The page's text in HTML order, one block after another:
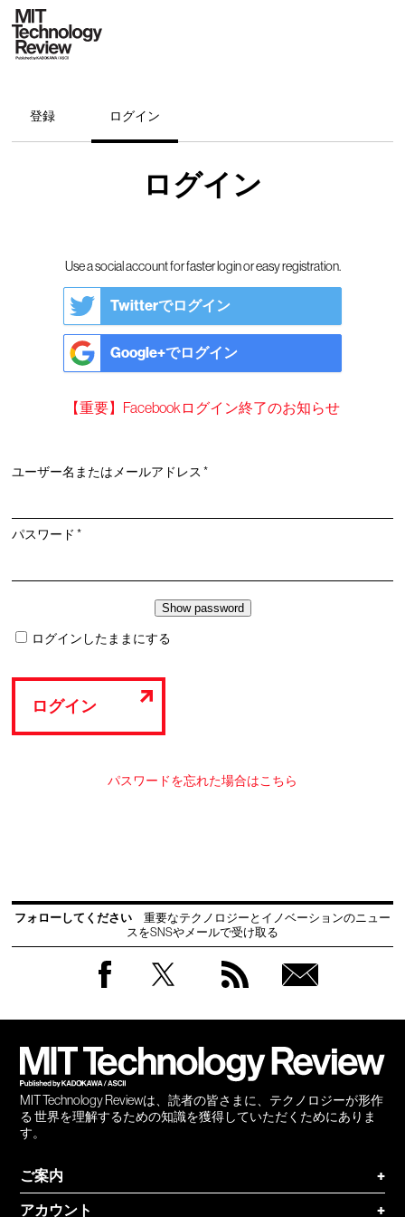
登録 ログイン
ログイン
Use a social account for faster login or easy registration.
Twitterでログイン
Google+でログイン
【重要】Facebookログイン終了のお知らせ
ユーザー名またはメールアドレス*必
パスワード*必
ログインしたままにする
ログイン
パスワードを忘れた場合はこちら
フォローしてください
重要なテクノロジーとイノベーションのニュー
スをSNSやメールで受け取る
MIT Technology Reviewは、読者の皆さまに、テクノロジーが形作
る 世界を理解するための知識を獲得していただくためにありま
す。
ご案内
+
アカウント
+